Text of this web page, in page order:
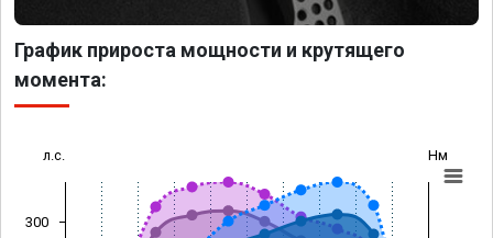
График прироста мощности и крутящего
момента:
л.с. Нм
300